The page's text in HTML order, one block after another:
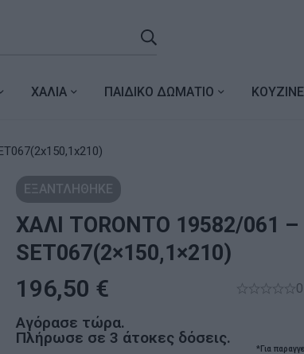
ΧΑΛΙΑ ΠΑΙΔΙΚΟ ΔΩΜΑΤΙΟ
ΕΞΑΝΤΛΗΘΗΚΕ
ΧΑΛΙ TORONTO 19582/061 –
SET067(2×150,1×210)
196,50 €
Αγόρασε τώρα.
Πλήρωσε σε 3 άτοκες δόσεις.
*Για